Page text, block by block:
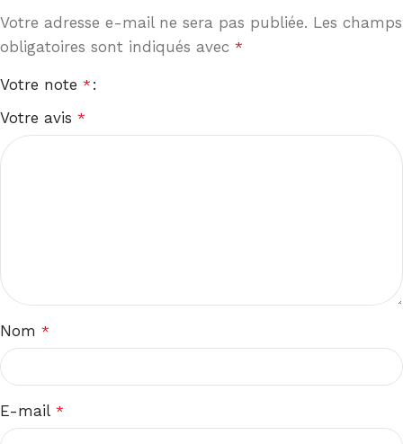
Votre adresse e-mail ne sera pas publiée. Les champs
obligatoires sont indiqués avec *
Votre note *
Votre avis *
Nom *
E-mail *